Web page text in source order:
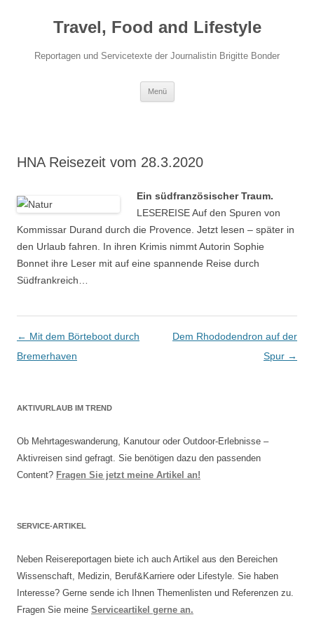
Travel, Food and Lifestyle
Reportagen und Servicetexte der Journalistin Brigitte Bonder
Menü
HNA Reisezeit vom 28.3.2020
Ein südfranzösischer Traum.
LESEREISE Auf den Spuren von
Kommissar Durand durch die Provence. Jetzt lesen – später in
den Urlaub fahren. In ihren Krimis nimmt Autorin Sophie
Bonnet ihre Leser mit auf eine spannende Reise durch
Südfrankreich…
Artikel-Navigation
← Mit dem Börteboot durch
Bremerhaven
Dem Rhododendron auf der
Spur →
AKTIVURLAUB IM TREND
Ob Mehrtageswanderung, Kanutour oder Outdoor-Erlebnisse –
Aktivreisen sind gefragt. Sie benötigen dazu den passenden
Content? Fragen Sie jetzt meine Artikel an!
SERVICE-ARTIKEL
Neben Reisereportagen biete ich auch Artikel aus den Bereichen
Wissenschaft, Medizin, Beruf&Karriere oder Lifestyle. Sie haben
Interesse? Gerne sende ich Ihnen Themenlisten und Referenzen zu.
Fragen Sie meine Serviceartikel gerne an.